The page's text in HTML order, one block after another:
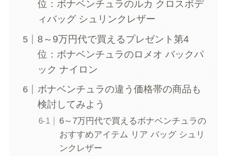
位：ボナベンチュラのルカ クロスボデ
ィバッグ シュリンクレザー
8～9万円代で買えるプレゼント第4
位：ボナベンチュラのロメオ バックパ
ック ナイロン
ボナベンチュラの違う価格帯の商品も
検討してみよう
6～7万円代で買えるボナベンチュラの
おすすめアイテム リア バッグ シュリ
ンクレザー